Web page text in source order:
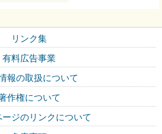
リンク集
有料広告事業
報の取扱について
作権について
ージのリンクについて